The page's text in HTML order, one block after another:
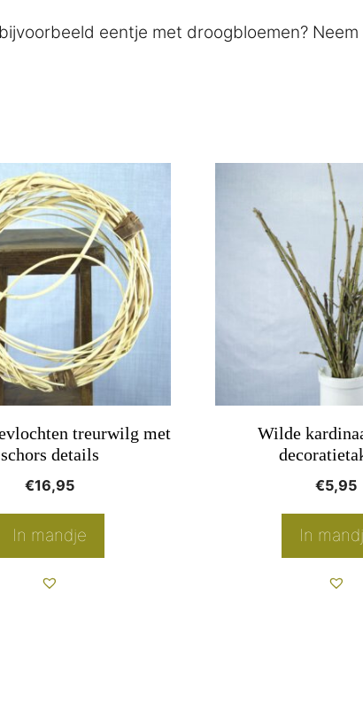
eentje met droogbloemen?
treurwilg met
schors details
€16,95
In mandje
Wilde
€5,95
In
meerdere
productpagina